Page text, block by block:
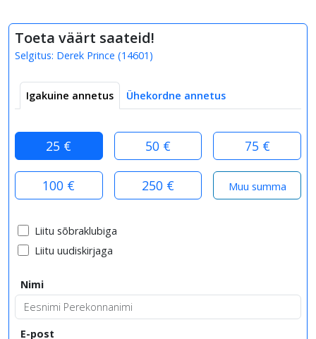
Toeta väärt saateid!
Selgitus: Derek Prince (14601 )
Igakuine annetus Ühekordne annetus
25 € 50 € 75 €
100 € 250 €
Liitu sõbraklubiga
Liitu uudiskirjaga
Nimi
E-post